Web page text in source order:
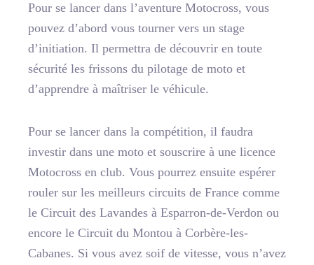
Pour se lancer dans l’aventure Motocross, vous
pouvez d’abord vous tourner vers un stage
d’initiation. Il permettra de découvrir en toute
sécurité les frissons du pilotage de moto et
d’apprendre à maîtriser le véhicule.
Pour se lancer dans la compétition, il faudra
investir dans une moto et souscrire à une licence
Motocross en club. Vous pourrez ensuite espérer
rouler sur les meilleurs circuits de France comme
le Circuit des Lavandes à Esparron-de-Verdon ou
encore le Circuit du Montou à Corbère-les-
Cabanes. Si vous avez soif de vitesse, vous n’avez